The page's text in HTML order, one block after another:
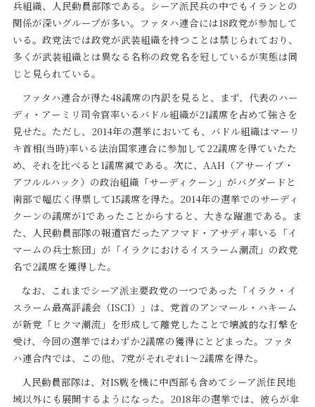
兵組織、人民動員部隊である。シーア派民兵の中でもイランとの
関係が深いグループが多い。ファタハ連合には18政党が参加して
いる。政党法では政党が武装組織を持つことは禁じられており、
多くが武装組織とは異なる名称の政党名を冠しているが実態は同
じと見られている。
ファタハ連合が得た48議席の内訳を見ると、まず、代表のハー
ディ・アーミリ司令官率いるバドル組織が21議席を占めて強さを
見せた。ただし、2014年の選挙においても、バドル組織はマーリ
キ首相(当時)率いる法治国家連合に参加して22議席を得ていたた
め、それを比べると1議席減である。次に、AAH（アサーイブ・
アフルルハック）の政治組織「サーディクーン」がバグダードと
南部で幅広く得票して15議席を得た。2014年の選挙でのサーディ
クーンの議席が1であったことからすると、大きな躍進である。ま
た、人民動員部隊の報道官だったアフマド・アサディ率いる「イ
マームの兵士旅団」が「イラクにおけるイスラーム潮流」の政党
名で2議席を獲得した。
なお、これまでシーア派主要政党の一つであった「イラク・イ
スラーム最高評議会（ISCI）」は、党首のアンマール・ハキーム
が新党「ヒクマ潮流」を形成して離党したことで壊滅的な打撃を
受け、今回の選挙ではわずか2議席の獲得にとどまった。ファタ
ハ連合内では、この他、7党がそれぞれ1～2議席を得た。
人民動員部隊は、対IS戦を機に中西部も含めてシーア派住民地
域以外にも展開するようになった。2018年の選挙では、彼らが傘